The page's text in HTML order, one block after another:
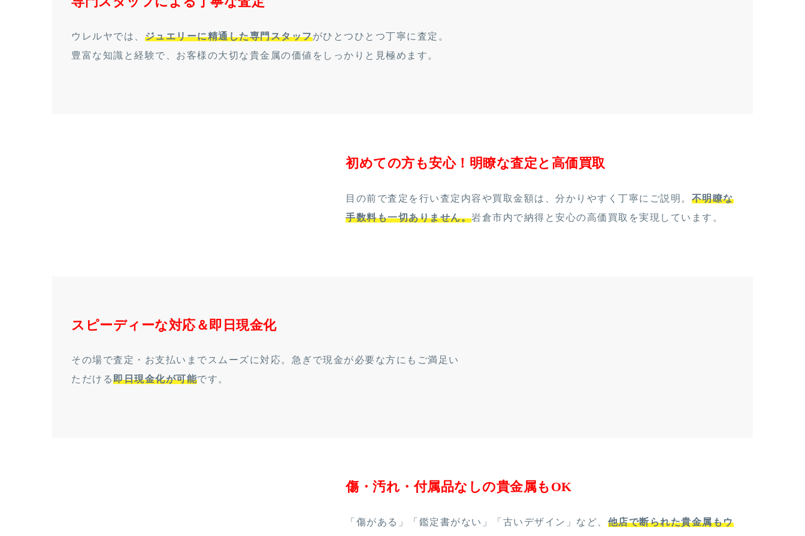
ウレルヤでは、 ジュエリーに精通した専門スタッフがひとつひとつ丁寧に査定。
豊富な知識と経験で、お客様の大切な貴金属の価値をしっかりと見極めます。
初めての方も安心！明瞭な査定と高価買取
目の前で査定を行い査定内容や買取金額は、分かりやすく丁寧にご説明。 不明瞭な
手数料も一切ありません。岩倉市内で納得と安心の高価買取を実現しています。
スピーディーな対応＆即日現金化
その場で査定・お支払いまでスムーズに対応。急ぎで現金が必要な方にもご満足い
ただける即日現金化が可能です。
傷・汚れ・付属品なしの貴金属もOK
「傷がある」「鑑定書がない」「古いデザイン」など、 他店で断られた貴金属もウ